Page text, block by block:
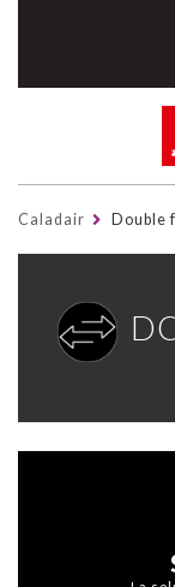
Caladair Double
Cookies management